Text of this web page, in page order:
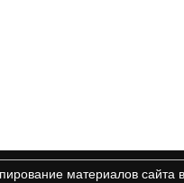
материалов сайта